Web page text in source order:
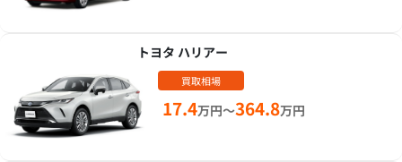
トヨタ ハリアー
買取相場
17.4万円～364.8万円